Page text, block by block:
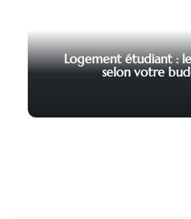
Logement étudiant :
selon votre